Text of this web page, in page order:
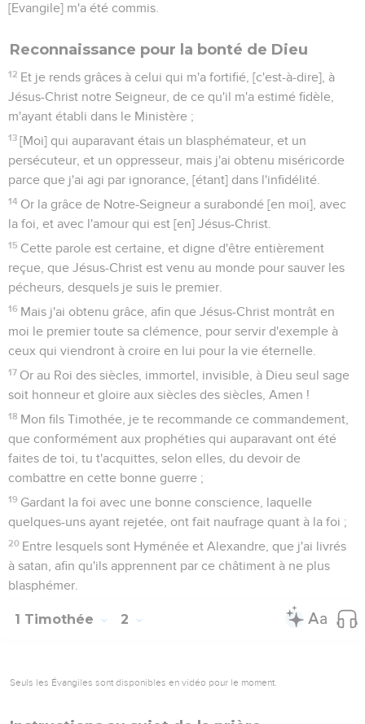
[Evangile] m'a été commis.
Reconnaissance pour la bonté de Dieu
12 Et je rends grâces à celui qui m'a fortifié, [c'est-à-dire], à
Jésus-Christ notre Seigneur, de ce qu'il m'a estimé fidèle,
m'ayant établi dans le Ministère ;
13 [Moi] qui auparavant étais un blasphémateur, et un
persécuteur, et un oppresseur, mais j'ai obtenu miséricorde
parce que j'ai agi par ignorance, [étant] dans l'infidélité.
14 Or la grâce de Notre-Seigneur a surabondé [en moi], avec
la foi, et avec l'amour qui est [en] Jésus-Christ.
15 Cette parole est certaine, et digne d'être entièrement
reçue, que Jésus-Christ est venu au monde pour sauver les
pécheurs, desquels je suis le premier.
16 Mais j'ai obtenu grâce, afin que Jésus-Christ montrât en
moi le premier toute sa clémence, pour servir d'exemple à
ceux qui viendront à croire en lui pour la vie éternelle.
17 Or au Roi des siècles, immortel, invisible, à Dieu seul sage
soit honneur et gloire aux siècles des siècles, Amen !
18 Mon fils Timothée, je te recommande ce commandement,
que conformément aux prophéties qui auparavant ont été
faites de toi, tu t'acquittes, selon elles, du devoir de
combattre en cette bonne guerre ;
19 Gardant la foi avec une bonne conscience, laquelle
quelques-uns ayant rejetée, ont fait naufrage quant à la foi ;
20 Entre lesquels sont Hyménée et Alexandre, que j'ai livrés
à satan, afin qu'ils apprennent par ce châtiment à ne plus
blasphémer.
1 Timothée 2
Seuls les Évangiles sont disponibles en vidéo pour le moment.